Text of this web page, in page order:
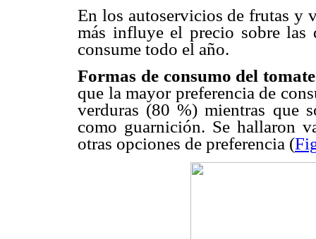
En los autoservicios de frutas y
más influye el precio sobre las
consume todo el año.
Formas de consumo del
que la mayor preferencia de
verduras (80 %) mientras que
como guarnición. Se hallaron
otras opciones de preferencia (